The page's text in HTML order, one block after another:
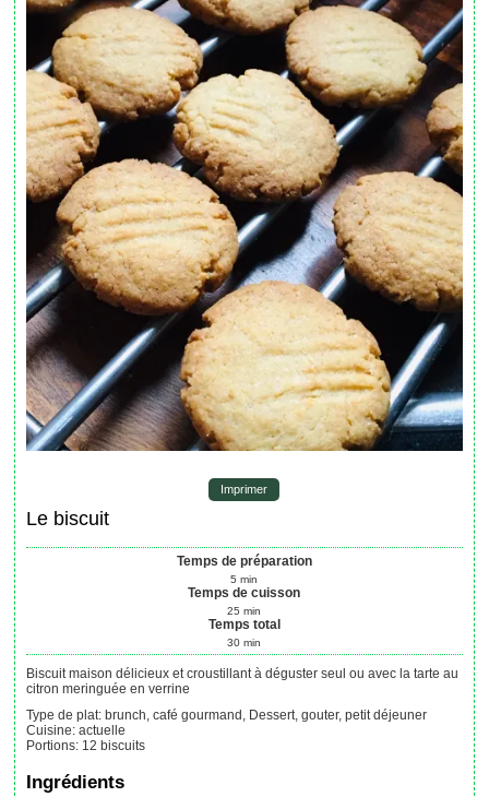
Imprimer
Le biscuit
Temps de préparation
5 min
Temps de cuisson
25 min
Temps total
30 min
Biscuit maison délicieux et croustillant à déguster seul ou avec la tarte au
citron meringuée en verrine
Type de plat: brunch, café gourmand, Dessert, gouter, petit déjeuner
Cuisine: actuelle
Portions: 12 biscuits
Ingrédients